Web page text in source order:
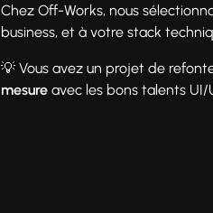
Chez Off-Works, nous
business, et à votre stack
💡 Vous avez un projet de
mesure avec les bons talents